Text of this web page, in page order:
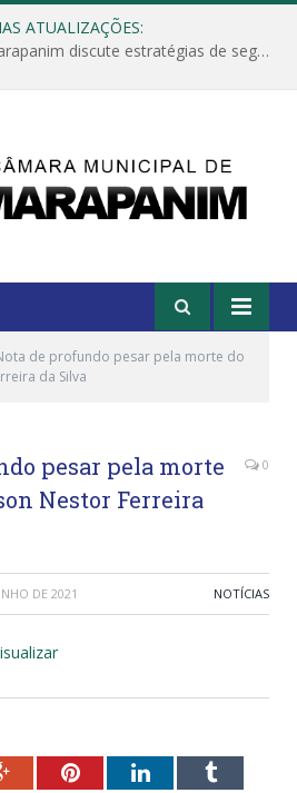
ATUALIZAÇÕES:
Câmara Municipal de Marapanim discute estratégias de segurança com autoridades e poder executivo
de profundo pesar pela morte do
da Silva
pesar pela morte
Nestor Ferreira
0
DE 2021 NOTÍCIAS
Google+PinterestLinkedInTumblr